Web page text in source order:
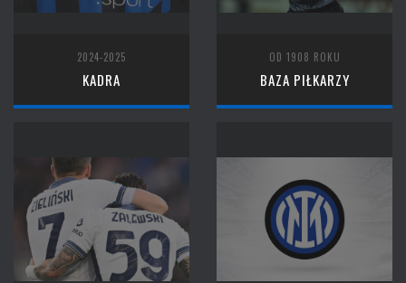
2024-2025
KADRA
OD 1908 ROKU
BAZA PIŁKARZY